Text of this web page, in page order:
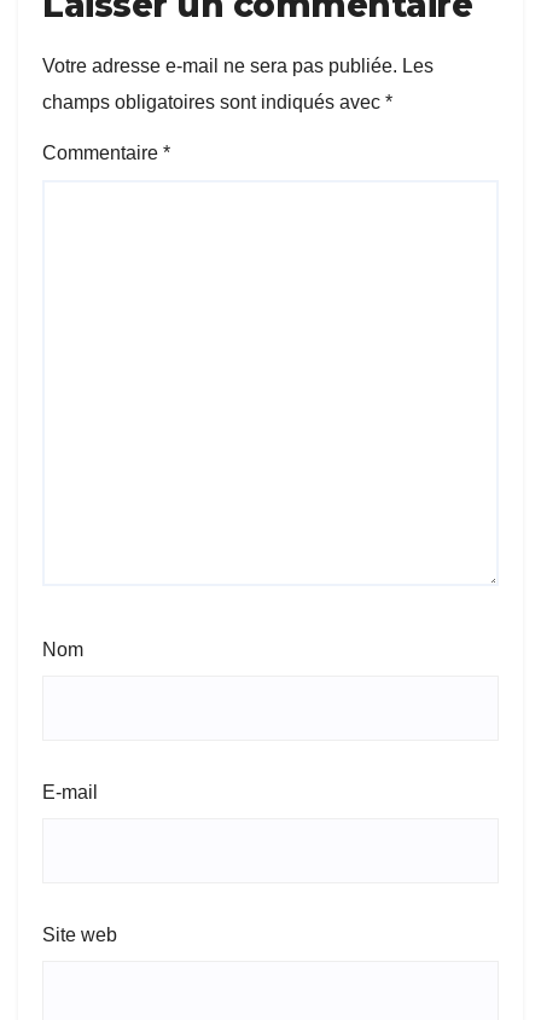
Votre adresse e-mail ne sera pas publiée. Les
champs obligatoires sont indiqués avec *
Commentaire *
Nom
E-mail
Site web